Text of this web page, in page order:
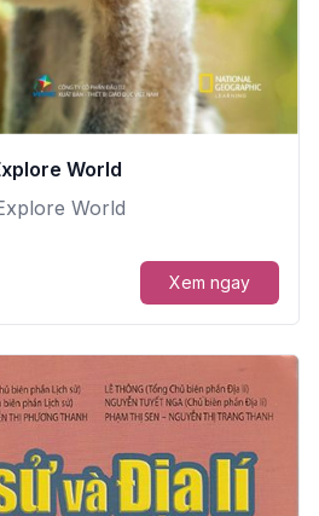
World
World
Xem ngay